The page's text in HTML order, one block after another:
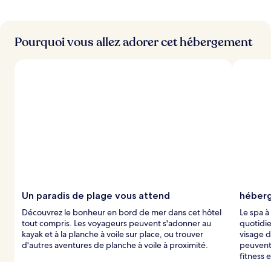
Pourquoi vous allez adorer cet hébergement
Un paradis de plage vous attend
Découvrez le bonheur en bord de mer dans cet hôtel
tout compris. Les voyageurs peuvent s'adonner au
kayak et à la planche à voile sur place, ou trouver
d'autres aventures de planche à voile à proximité.
Le spa
visage
fitness